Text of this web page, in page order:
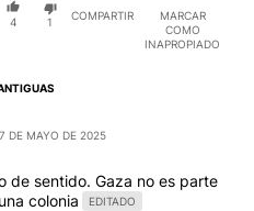
4 1
COMPARTIR
MARCAR
COMO
INAPROPIADO
7 DE MAYO DE 2025
de sentido. Gaza no es parte
colonia
EDITADO